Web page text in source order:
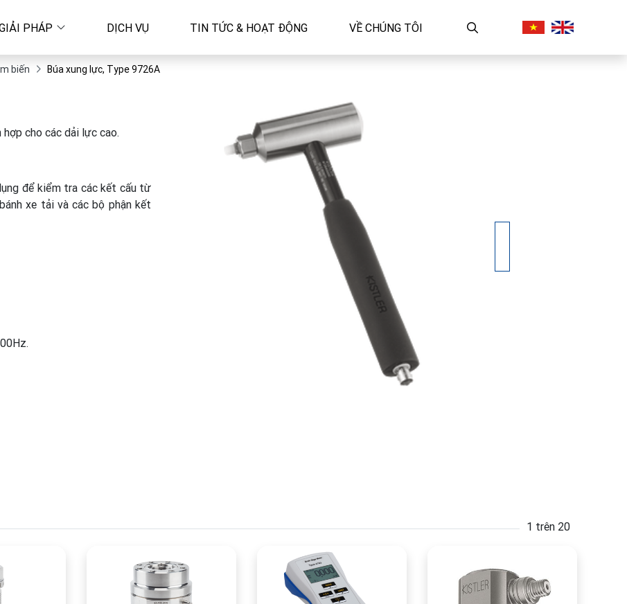
PHÁP DỊCH VỤ TIN TỨC & HOẠT ĐỘNG VỀ CHÚNG TÔI
biến Búa xung lực, Type 9726A
cho các dải lực cao.
để kiểm tra các kết cấu từ
xe tải và các bộ phận kết
1 trên 20